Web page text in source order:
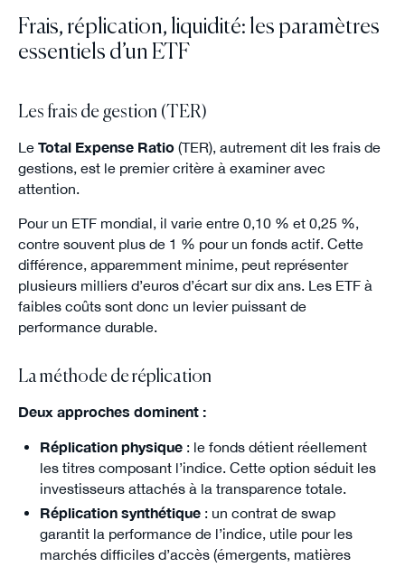
Frais, réplication, liquidité: les paramètres
essentiels d’un ETF
Les frais de gestion (TER)
Le Total Expense Ratio(TER), autrement dit les frais de
gestions, est le premier critère à examiner avec
attention.
Pour un ETF mondial, il varie entre 0,10 % et 0,25 %,
contre souvent plus de 1 % pour un fonds actif. Cette
différence, apparemment minime, peut représenter
plusieurs milliers d’euros d’écart sur dix ans. Les ETF à
faibles coûts sont donc un levier puissant de
performance durable.
La méthode de réplication
Deux approches dominent :
Réplication physique: le fonds détient réellement
les titres composant l’indice. Cette option séduit les
investisseurs attachés à la transparence totale.
Réplication synthétique: un contrat de swap
garantit la performance de l’indice, utile pour les
marchés difficiles d’accès (émergents, matières